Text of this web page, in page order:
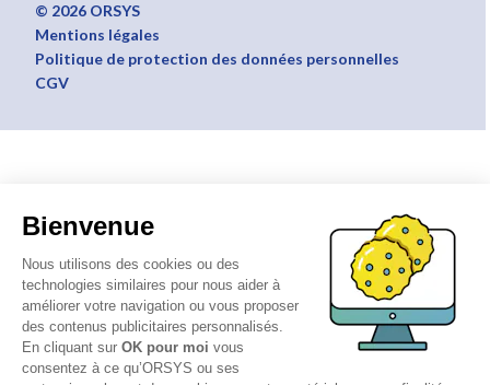
© 2026 ORSYS
Mentions légales
Politique de protection des données personnelles
CGV
Bienvenue
Nous utilisons des cookies ou des
technologies similaires pour nous aider à
améliorer votre navigation ou vous proposer
des contenus publicitaires personnalisés.
En cliquant sur OK pour moi vous
consentez à ce qu’ORSYS ou ses